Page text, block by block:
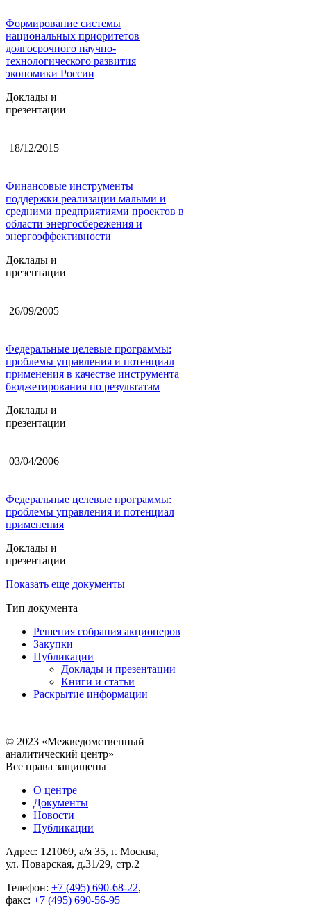
Формирование системы
национальных приоритетов
долгосрочного научно-
технологического развития
экономики России
Доклады и
презентации
18/12/2015
Финансовые инструменты
поддержки реализации малыми и
средними предприятиями проектов в
области энергосбережения и
энергоэффективности
Доклады и
презентации
26/09/2005
Федеральные целевые программы:
проблемы управления и потенциал
применения в качестве инструмента
бюджетирования по результатам
Доклады и
презентации
03/04/2006
Федеральные целевые программы:
проблемы управления и потенциал
применения
Доклады и
презентации
Показать еще документы
Тип документа
Решения собрания акционеров
Закупки
Публикации
Доклады и презентации
Книги и статьи
Раскрытие информации
© 2023 «Межведомственный
аналитический центр»
Все права защищены
О центре
Документы
Новости
Публикации
Адрес: 121069, а/я 35, г. Москва,
ул. Поварская, д.31/29, стр.2
Телефон: +7 (495) 690-68-22,
факс: +7 (495) 690-56-95